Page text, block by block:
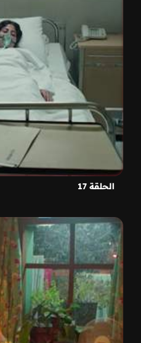
الحلقة 17